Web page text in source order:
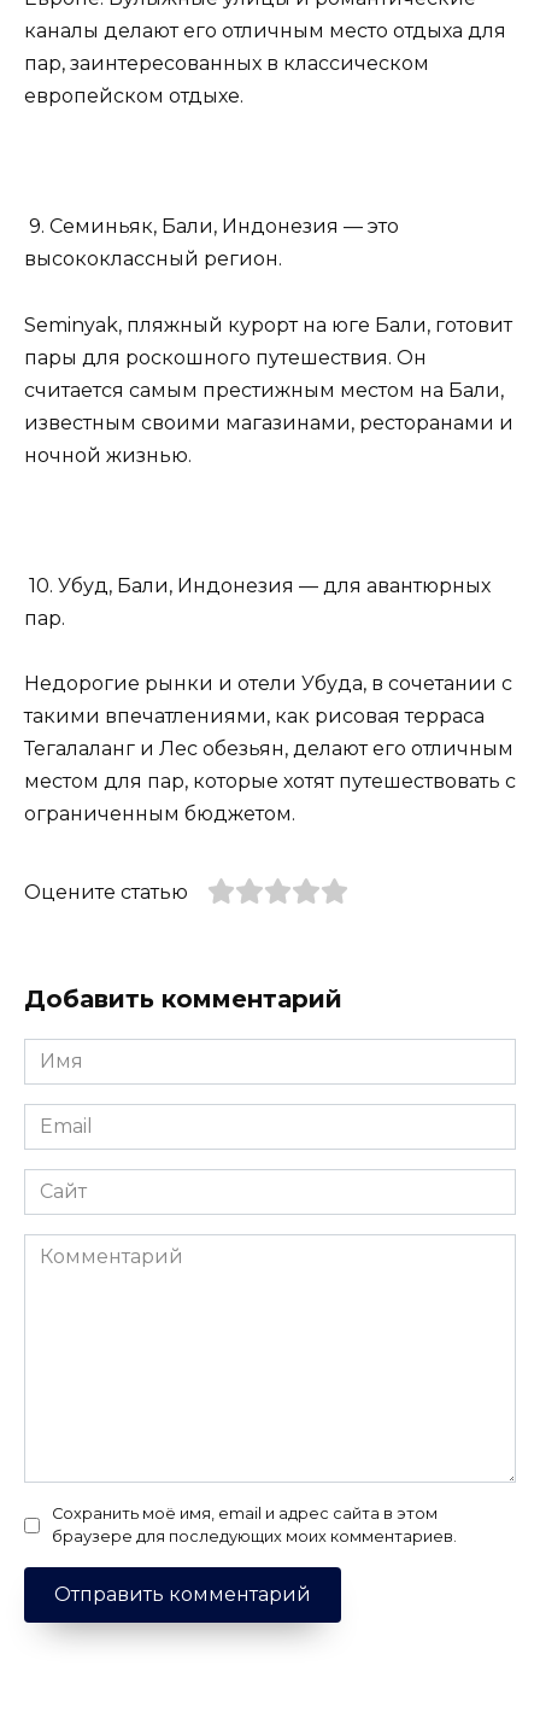
каналы делают его отличным место отдыха для
пар, заинтересованных в классическом
европейском отдыхе.
9. Семиньяк, Бали, Индонезия — это
высококлассный регион.
Seminyak, пляжный курорт на юге Бали, готовит
пары для роскошного путешествия. Он
считается самым престижным местом на Бали,
известным своими магазинами, ресторанами и
ночной жизнью.
10. Убуд, Бали, Индонезия — для авантюрных
пар.
Недорогие рынки и отели Убуда, в сочетании с
такими впечатлениями, как рисовая терраса
Тегалаланг и Лес обезьян, делают его отличным
местом для пар, которые хотят путешествовать с
ограниченным бюджетом.
Оцените статью
Добавить комментарий
Имя
*
Email
*
Сайт
Комментарий
Сохранить моё имя, email и адрес сайта в этом
браузере для последующих моих комментариев.